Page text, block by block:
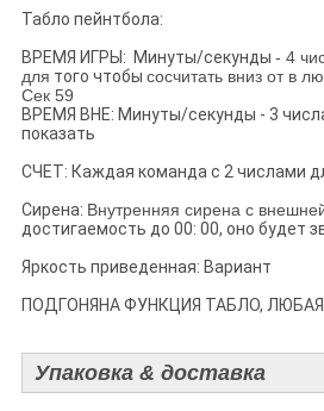
Табло пейнтбола:
ВРЕМЯ ИГРЫ: Минуты/секунды - 4
для того чтобы сосчитать вниз от в
Сек 59
ВРЕМЯ ВНЕ: Минуты/секунды - 3
показать
СЧЕТ: Каждая команда с 2 числами
Сирена: Внутренняя сирена с
достигаемость до 00: 00, оно будет
Яркость приведенная: Вариант
ПОДГОНЯНА ФУНКЦИЯ ТАБЛО,
Упаковка & доставка